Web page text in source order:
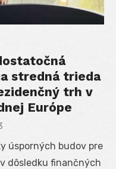
stredná trieda
trh v
Európe
úsporných budov pre
dôsledku finančných